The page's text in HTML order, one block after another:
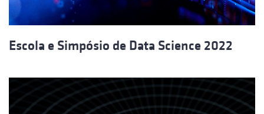
Escola e Simpósio de Data Science 2022